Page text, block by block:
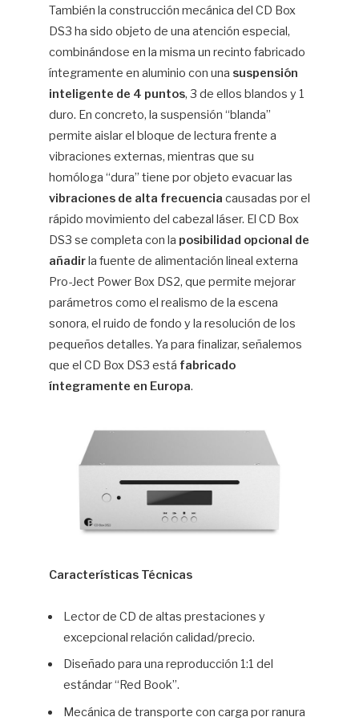
También la construcción mecánica del CD Box
DS3 ha sido objeto de una atención especial,
combinándose en la misma un recinto fabricado
íntegramente en aluminio con una suspensión
inteligente de 4 puntos, 3 de ellos blandos y 1
duro. En concreto, la suspensión “blanda”
permite aislar el bloque de lectura frente a
vibraciones externas, mientras que su
homóloga “dura” tiene por objeto evacuar las
vibraciones de alta frecuencia causadas por el
rápido movimiento del cabezal láser. El CD Box
DS3 se completa con la posibilidad opcional de
añadirla fuente de alimentación lineal externa
Pro-Ject Power Box DS2, que permite mejorar
parámetros como el realismo de la escena
sonora, el ruido de fondo y la resolución de los
pequeños detalles. Ya para finalizar, señalemos
que el CD Box DS3 está fabricado
íntegramente en Europa.
Características Técnicas
Lector de CD de altas prestaciones y
excepcional relación calidad/precio.
Diseñado para una reproducción 1:1 del
estándar “Red Book”.
Mecánica de transporte con carga por ranura